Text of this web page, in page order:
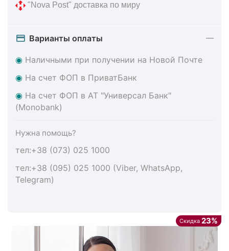
"Nova Post" доставка по миру
Варианты оплаты
◉ Наличными при получении на Новой Почте
◉ На счет ФОП в ПриватБанк
◉ На счет ФОП в АТ "Универсал Банк"
(Monobank)
Нужна помощь?
тел:+38 (073) 025 1000
тел:+38 (095) 025 1000 (Viber, WhatsApp,
Telegram)
Скидка 23%